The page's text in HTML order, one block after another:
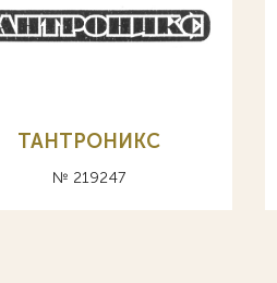
ТАНТРОНИКС
№ 219247